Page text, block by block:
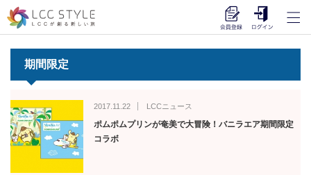
期間限定
2017.11.22 LCCニュース
ポムポムプリンが奄美で大冒険！バニラエア期間限定
コラボ